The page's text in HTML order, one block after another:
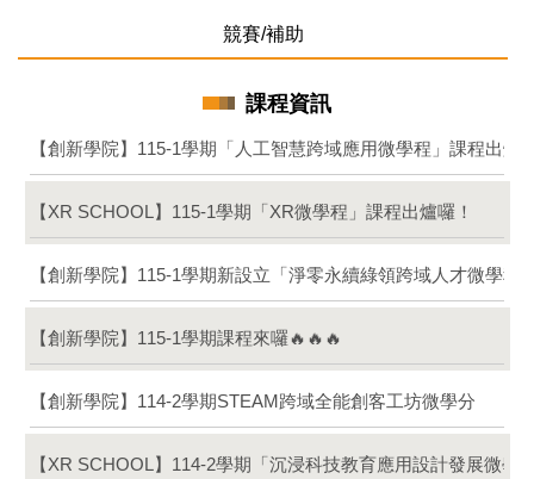
競賽/補助
課程資訊
【創新學院】115-1學期「人工智慧跨域應用微學程」課程出爐
【XR SCHOOL】115-1學期「XR微學程」課程出爐囉！
【創新學院】115-1學期新設立「淨零永續綠領跨域人才微學程
【創新學院】115-1學期課程來囉🔥🔥🔥
【創新學院】114-2學期STEAM跨域全能創客工坊微學分
【XR SCHOOL】114-2學期「沉浸科技教育應用設計發展微學